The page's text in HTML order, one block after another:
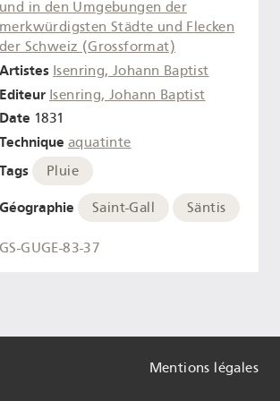
und in den Umgebungen der
merkwürdigsten Städte und Flecken
der Schweiz (Grossformat)
Artistes Isenring, Johann Baptist
Editeur Isenring, Johann Baptist
Date 1831
Technique aquatinte
Tags Pluie
Géographie Saint-Gall Säntis
GS-GUGE-83-37
Mentions légales